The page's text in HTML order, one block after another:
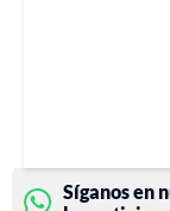
Síganos en